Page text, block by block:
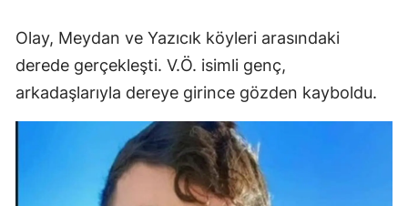
Olay, Meydan ve Yazıcık köyleri arasındaki
derede gerçekleşti. V.Ö. isimli genç,
arkadaşlarıyla dereye girince gözden kayboldu.